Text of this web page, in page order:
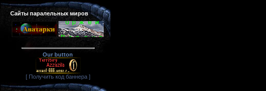
Сайты паралельных миров
Our button
[ Получить код баннера ]